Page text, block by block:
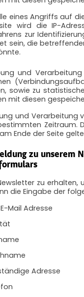
eines Angriffs auf
wird die IP-
zur
sein, die
und
sowie zu
mit diesen
und Verarbeitung
Zeitraum.
Ende der Seite
zu unserem
zu erhalten,
die Eingabe der
Mail Adresse
Adresse